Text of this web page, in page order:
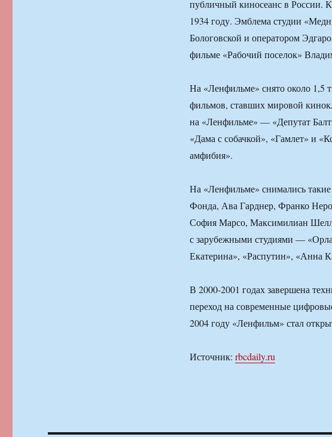
публичный киносеанс в России.
1934 году. Эмблема студии
Бологовской и оператором
фильме «Рабочий поселок»
На «Ленфильме» снято около 1,5
фильмов, ставших мировой
на «Ленфильме» — «Депутат
«Дама с собачкой», «Гамлет» и
амфибия».
На «Ленфильме» снимались
Фонда, Ава Гарднер, Франко
София Марсо, Максимилиан Шелл
с зарубежными студиями —
Екатерина», «Распутин», «Анна
В 2000-2001 годах завершена
переход на современные
2004 году «Ленфильм» стал
Источник: rbcdaily.ru